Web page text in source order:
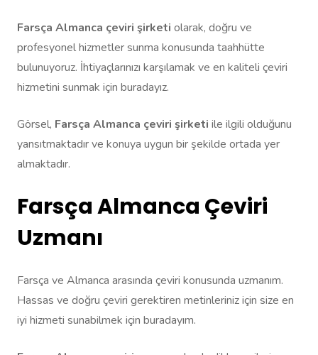
Farsça Almanca çeviri şirketi olarak, doğru ve
profesyonel hizmetler sunma konusunda taahhütte
bulunuyoruz. İhtiyaçlarınızı karşılamak ve en kaliteli çeviri
hizmetini sunmak için buradayız.
Görsel, Farsça Almanca çeviri şirketi ile ilgili olduğunu
yansıtmaktadır ve konuya uygun bir şekilde ortada yer
almaktadır.
Farsça Almanca Çeviri
Uzmanı
Farsça ve Almanca arasında çeviri konusunda uzmanım.
Hassas ve doğru çeviri gerektiren metinleriniz için size en
iyi hizmeti sunabilmek için buradayım.